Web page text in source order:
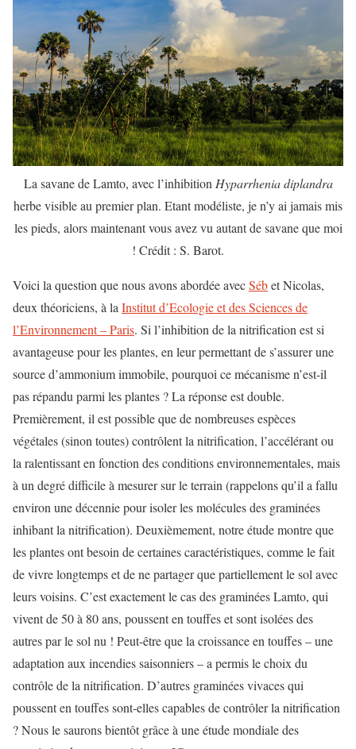
La savane de Lamto, avec l’inhibition Hyparrhenia diplandra
herbe visible au premier plan. Etant modéliste, je n’y ai jamais mis
les pieds, alors maintenant vous avez vu autant de savane que moi
! Crédit : S. Barot.
Voici la question que nous avons abordée avecSébet Nicolas,
deux théoriciens, à la Institut d’Ecologie et des Sciences de
l’Environnement – ​​Paris. Si l’inhibition de la nitrification est si
avantageuse pour les plantes, en leur permettant de s’assurer une
source d’ammonium immobile, pourquoi ce mécanisme n’est-il
pas répandu parmi les plantes ? La réponse est double.
Premièrement, il est possible que de nombreuses espèces
végétales (sinon toutes) contrôlent la nitrification, l’accélérant ou
la ralentissant en fonction des conditions environnementales, mais
à un degré difficile à mesurer sur le terrain (rappelons qu’il a fallu
environ une décennie pour isoler les molécules des graminées
inhibant la nitrification). Deuxièmement, notre étude montre que
les plantes ont besoin de certaines caractéristiques, comme le fait
de vivre longtemps et de ne partager que partiellement le sol avec
leurs voisins. C’est exactement le cas des graminées Lamto, qui
vivent de 50 à 80 ans, poussent en touffes et sont isolées des
autres par le sol nu ! Peut-être que la croissance en touffes – une
adaptation aux incendies saisonniers – a permis le choix du
contrôle de la nitrification. D’autres graminées vivaces qui
poussent en touffes sont-elles capables de contrôler la nitrification
? Nous le saurons bientôt grâce à une étude mondiale des